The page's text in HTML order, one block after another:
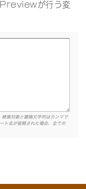
が行う変